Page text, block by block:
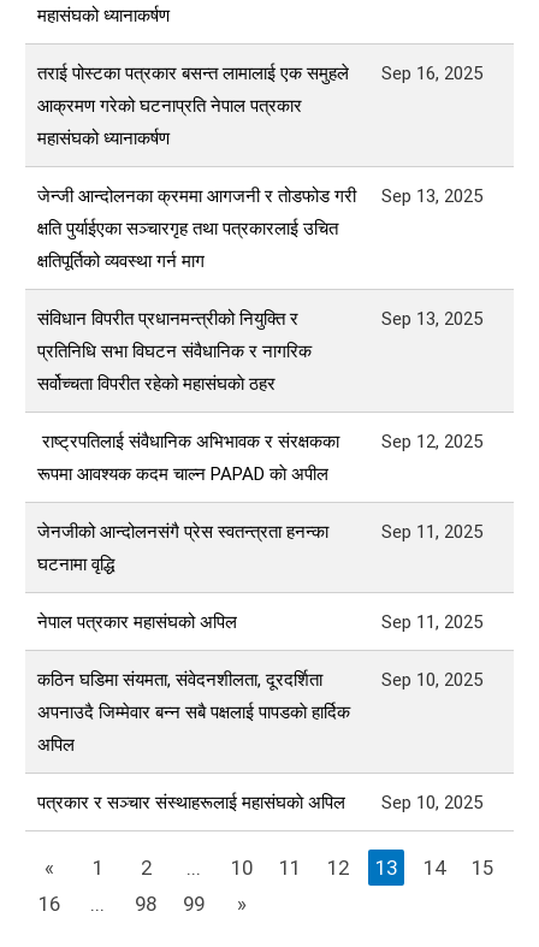
महासंघको ध्यानाकर्षण
तराई पोस्टका पत्रकार बसन्त लामालाई एक समुहले
आक्रमण गरेको घटनाप्रति नेपाल पत्रकार
महासंघको ध्यानाकर्षण
Sep 16, 2025
जेन्जी आन्दोलनका क्रममा आगजनी र तोडफोड गरी
क्षति पुर्याईएका सञ्चारगृह तथा पत्रकारलाई उचित
क्षतिपूर्तिको व्यवस्था गर्न माग
Sep 13, 2025
संविधान विपरीत प्रधानमन्त्रीको नियुक्ति र
प्रतिनिधि सभा विघटन संवैधानिक र नागरिक
सर्वोच्चता विपरीत रहेको महासंघकाे ठहर
Sep 13, 2025
राष्ट्रपतिलाई संवैधानिक अभिभावक र संरक्षकका
रूपमा आवश्यक कदम चाल्न PAPAD काे अपील
Sep 12, 2025
जेनजीको आन्दोलनसंगै प्रेस स्वतन्त्रता हनन्का
घटनामा वृद्धि
Sep 11, 2025
नेपाल पत्रकार महासंघको अपिल Sep 11, 2025
कठिन घडिमा संयमता, संवेदनशीलता, दूरदर्शिता
अपनाउदै जिम्मेवार बन्न सबै पक्षलाई पापडकाे हार्दिक
अपिल
Sep 10, 2025
पत्रकार र सञ्चार संस्थाहरूलाई महासंघकाे अपिल Sep 10, 2025
« 1 2 ... 10 11 12 13 14
15
16
... 98 99 »